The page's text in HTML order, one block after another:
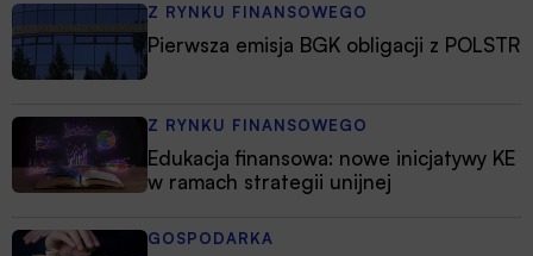
Z RYNKU FINANSOWEGO
Pierwsza emisja BGK obligacji z POLSTR
Z RYNKU FINANSOWEGO
Edukacja finansowa: nowe inicjatywy KE
w ramach strategii unijnej
GOSPODARKA